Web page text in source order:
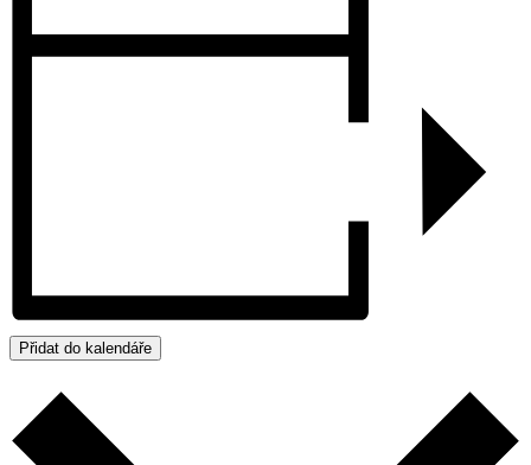
Přidat do kalendáře